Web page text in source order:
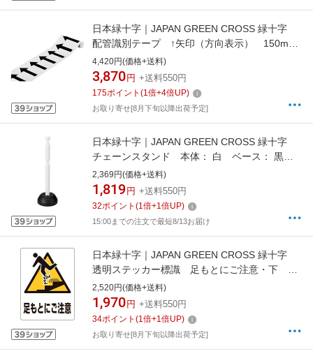
日本緑十字｜JAPAN GREEN CROSS 緑十字
配管識別テープ ↑矢印（方向表示） 150mm
幅×2m アルミ 185518
4,420円(価格+送料)
3,870 円 +送料550円
175ポイント (1倍+4倍UP)
お取り寄せ[8月下旬以降出荷予定]
日本緑十字｜JAPAN GREEN CROSS 緑十字
チェーンスタンド 本体： 白 ベース： 黒 2
段タイプ 高さ837mm PE 141003
2,369円(価格+送料)
1,819 円 +送料550円
32ポイント (1倍+1倍UP)
15:00までの注文で最短8/13お届け
日本緑十字｜JAPAN GREEN CROSS 緑十字
透明ステッカー標識 足もとにご注意・下
150×115mm 5枚組 ガラス用 207110
2,520円(価格+送料)
1,970 円 +送料550円
34ポイント (1倍+1倍UP)
お取り寄せ[8月下旬以降出荷予定]